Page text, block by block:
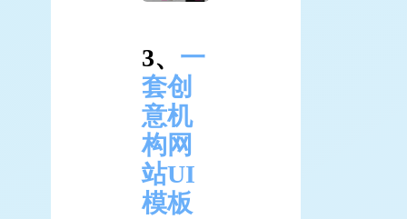
3、 一
套创
意机
构网
站UI
模板